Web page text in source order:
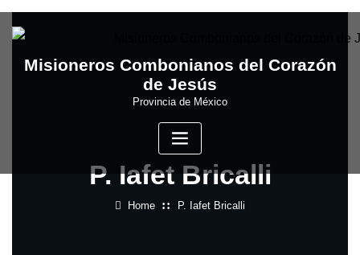
to
Misioneros Combonianos del Corazón
de Jesús
Provincia de México
P. Iafet Bricalli
Home P. Iafet Bricalli